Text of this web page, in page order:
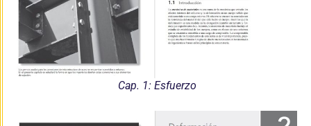
Cap. 1: Esfuerzo